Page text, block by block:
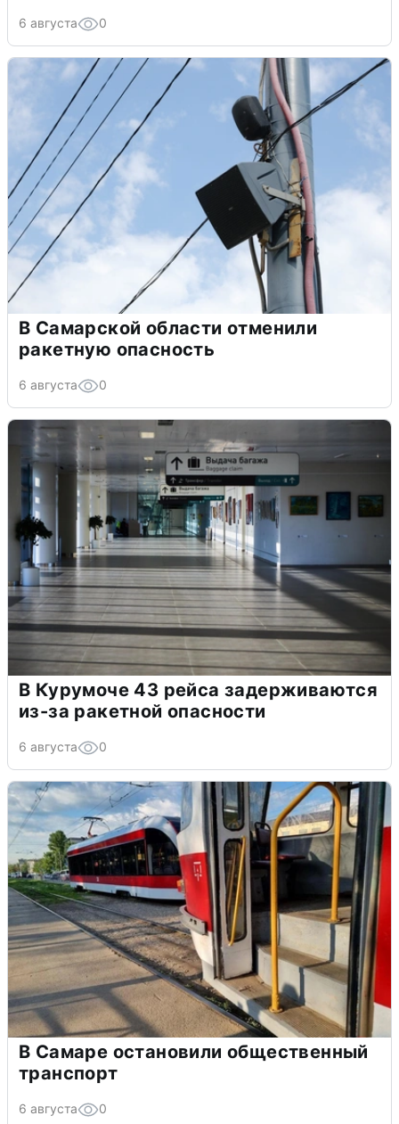
6 августа 0
В Самарской области отменили
ракетную опасность
6 августа 0
В Курумоче 43 рейса задерживаются
из-за ракетной опасности
6 августа 0
В Самаре остановили общественный
транспорт
6 августа 0